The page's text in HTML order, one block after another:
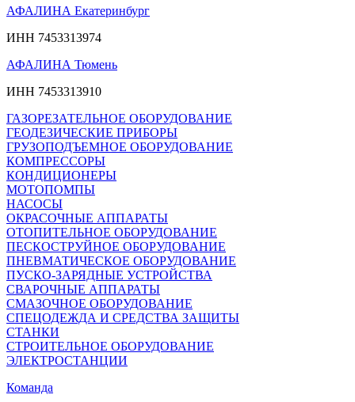
АФАЛИНА Екатеринбург
ИНН 7453313974
АФАЛИНА Тюмень
ИНН 7453313910
ГАЗОРЕЗАТЕЛЬНОЕ ОБОРУДОВАНИЕ
ГЕОДЕЗИЧЕСКИЕ ПРИБОРЫ
ГРУЗОПОДЪЕМНОЕ ОБОРУДОВАНИЕ
КОМПРЕССОРЫ
КОНДИЦИОНЕРЫ
МОТОПОМПЫ
НАСОСЫ
ОКРАСОЧНЫЕ АППАРАТЫ
ОТОПИТЕЛЬНОЕ ОБОРУДОВАНИЕ
ПЕСКОСТРУЙНОЕ ОБОРУДОВАНИЕ
ПНЕВМАТИЧЕСКОЕ ОБОРУДОВАНИЕ
ПУСКО-ЗАРЯДНЫЕ УСТРОЙСТВА
СВАРОЧНЫЕ АППАРАТЫ
СМАЗОЧНОЕ ОБОРУДОВАНИЕ
СПЕЦОДЕЖДА И СРЕДСТВА ЗАЩИТЫ
СТАНКИ
СТРОИТЕЛЬНОЕ ОБОРУДОВАНИЕ
ЭЛЕКТРОСТАНЦИИ
Команда